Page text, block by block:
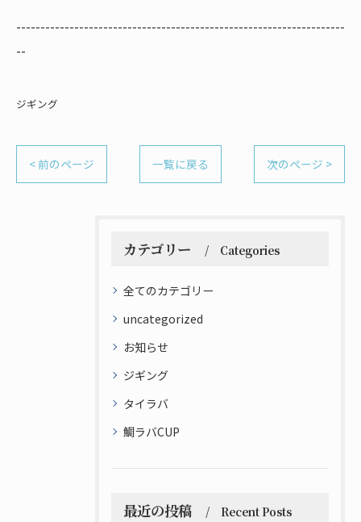
--------------------------------------------------------------------
--
ジギング
< 前のページ 一覧に戻る 次のページ >
カテゴリー Categories
全てのカテゴリー
uncategorized
お知らせ
ジギング
タイラバ
鯛ラバCUP
最近の投稿 Recent Posts